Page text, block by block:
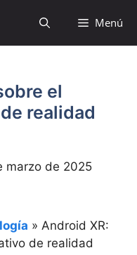
Menú
el
realidad
marzo de 2025
» Android XR:
de realidad